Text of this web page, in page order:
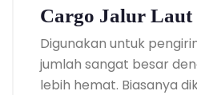
Cargo Jalur Laut
Digunakan untuk
jumlah sangat besar
lebih hemat. Biasanya